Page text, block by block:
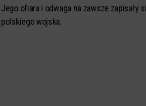
Jego ofiara i odwaga na zawsze zapisały
polskiego wojska.